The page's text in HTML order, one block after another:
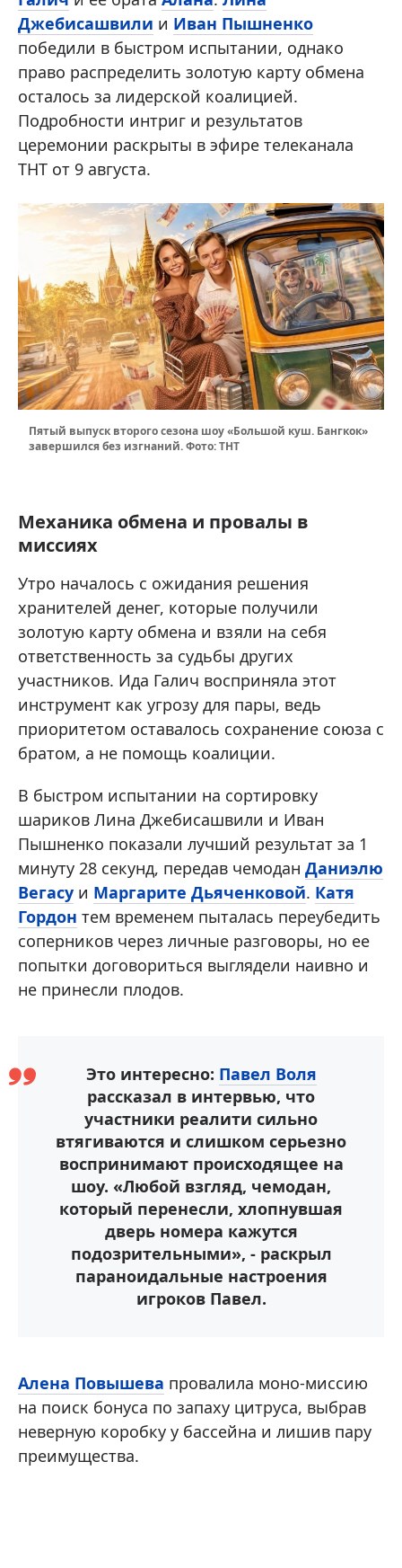
Джебисашвили и Иван Пышненко
победили в быстром испытании, однако
право распределить золотую карту обмена
осталось за лидерской коалицией.
Подробности интриг и результатов
церемонии раскрыты в эфире телеканала
ТНТ от 9 августа.
Пятый выпуск второго сезона шоу «Большой куш. Бангкок»
завершился без изгнаний. Фото: ТНТ
Механика обмена и провалы в
миссиях
Утро началось с ожидания решения
хранителей денег, которые получили
золотую карту обмена и взяли на себя
ответственность за судьбы других
участников. Ида Галич восприняла этот
инструмент как угрозу для пары, ведь
приоритетом оставалось сохранение союза с
братом, а не помощь коалиции.
В быстром испытании на сортировку
шариков Лина Джебисашвили и Иван
Пышненко показали лучший результат за 1
минуту 28 секунд, передав чемодан Даниэлю
Вегасу и Маргарите Дьяченковой. Катя
Гордон тем временем пыталась переубедить
соперников через личные разговоры, но ее
попытки договориться выглядели наивно и
не принесли плодов.
Это интересно: Павел Воля
рассказал в интервью, что
участники реалити сильно
втягиваются и слишком серьезно
воспринимают происходящее на
шоу. «Любой взгляд, чемодан,
который перенесли, хлопнувшая
дверь номера кажутся
подозрительными», - раскрыл
параноидальные настроения
игроков Павел.
Алена Повышева провалила моно-миссию
на поиск бонуса по запаху цитруса, выбрав
неверную коробку у бассейна и лишив пару
преимущества.